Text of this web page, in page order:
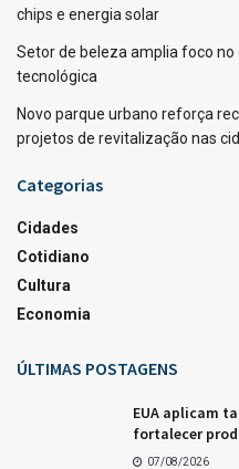
chips e energia solar
Setor de beleza amplia foco
tecnológica
Novo parque urbano reforça
projetos de revitalização nas
Categorias
Cidades
Cotidiano
Cultura
Economia
ÚLTIMAS POSTAGENS
EUA aplicam
fortalecer
07/08/2026